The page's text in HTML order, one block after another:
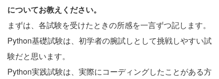
についてお教えください。
まずは、各試験を受けたときの所感を一言ずつ記します。
Python基礎試験は、初学者の腕試しとして挑戦しやすい試
験だと思います。
Python実践試験は、実際にコーディングしたことがある方